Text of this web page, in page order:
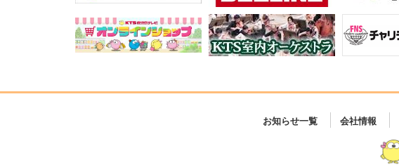
お知らせ一覧 会社情報